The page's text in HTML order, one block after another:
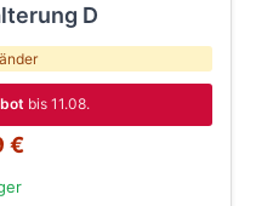
D
bis 11.08.
€